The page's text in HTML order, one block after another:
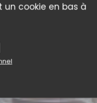
cookie en bas à